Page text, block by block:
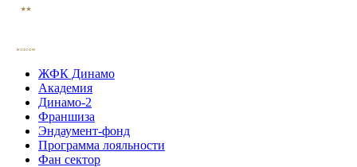
ЖФК Динамо
Академия
Динамо-2
Франшиза
Эндаумент-фонд
Программа лояльности
Фан сектор